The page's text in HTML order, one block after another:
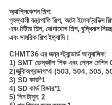
অ্যাপ্লিকেশন শিল্প:
গৃহস্থালী যন্ত্রপাতি শিল্প, অটো ইলেকট্রনিক্স
এবং মিটার শিল্প, যোগাযোগ শিল্প, বুদ্ধিমান
এবং সামরিক শিল্প ইত্যাদি।
CHMT36 এর জন্য স্ট্যান্ডার্ড আনুষাঙ্গিক:
1) SMT ডেস্কটপ পিক এবং প্লেস
2)জুকিঅগ্রভাগ*4 (503, 504, 505,
3) SD কার্ড*1
4) SD কার্ড রিডার*1
5) পিন টানুন: 2